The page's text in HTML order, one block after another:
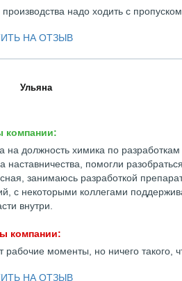
производства надо ходить с
НА ОТЗЫВ
Ульяна
компании:
на должность химика по разработкам
наставничества, помогли
занимаюсь разработкой
с некоторыми коллегами
внутри.
компании:
рабочие моменты, но ничего такого,
НА ОТЗЫВ